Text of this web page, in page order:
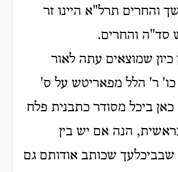
והחרים תרל"א היינו זר
סד"ה והחרים.
כיון שמוצאים עתה לאור
ר' הלל מפאריטש על ס'
ביכל מסודר כתבנית פלח
הנה אם יש בין
שכותב אודותם גם